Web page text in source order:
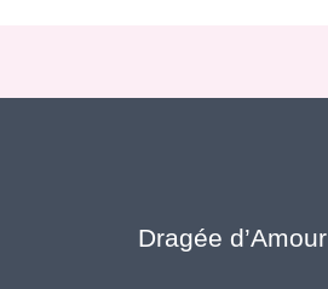
Dragée d’Amour